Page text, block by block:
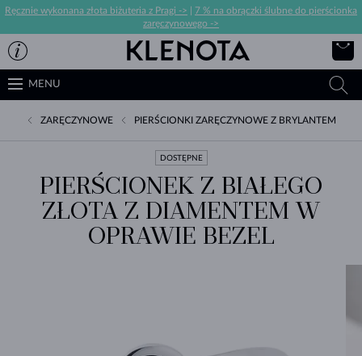
Ręcznie wykonana złota biżuteria z Pragi ->
7 % na obrączki ślubne do pierścionka
zaręczynowego ->
MENU
ZARĘCZYNOWE PIERŚCIONKI ZARĘCZYNOWE Z BRYLANTEM
DOSTĘPNE
PIERŚCIONEK Z BIAŁEGO
ZŁOTA Z DIAMENTEM W
OPRAWIE BEZEL